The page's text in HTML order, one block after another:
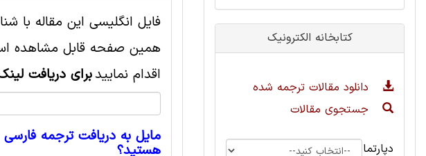
همین صفحه قابل مشاهده
اقدام نماییدبرای دریافت
مایل به دریافت ترجمه فارسی
هستید؟
کتابخانه الکترونیک
دانلود مقالات ترجمه شده
جستجوی مقالات
دپارتمان